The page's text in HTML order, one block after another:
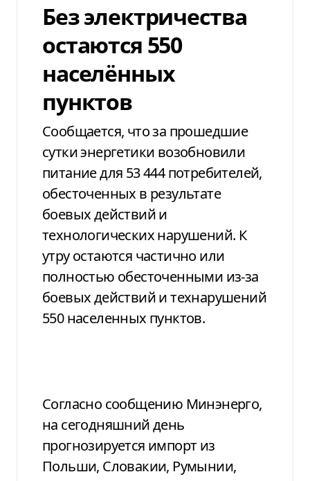
Без электричества
остаются 550
населённых
пунктов
Сообщается, что за прошедшие
сутки энергетики возобновили
питание для 53 444 потребителей,
обесточенных в результате
боевых действий и
технологических нарушений. К
утру остаются частично или
полностью обесточенными из-за
боевых действий и технарушений
550 населенных пунктов.
Согласно сообщению Минэнерго,
на сегодняшний день
прогнозируется импорт из
Польши, Словакии, Румынии,